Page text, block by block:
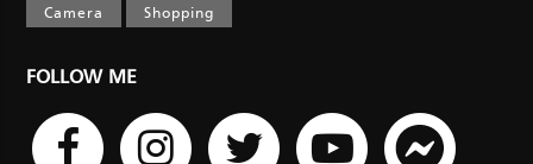
Camera
Shopping
FOLLOW ME